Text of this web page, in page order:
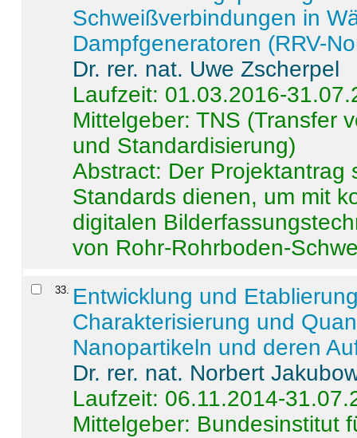
Schweißverbindungen in
Dampfgeneratoren (RRV-
Dr. rer. nat. Uwe Zscherpel
Laufzeit: 01.03.2016-
Mittelgeber: TNS (Transfer
und Standardisierung)
Abstract: Der Projektantrag
Standards dienen, um mit
digitalen
von Rohr-Rohrboden-
33. Entwicklung und
Charakterisierung und
Nanopartikeln und deren
Dr. rer. nat. Norbert
Laufzeit: 06.11.2014-
Mittelgeber: Bundesinstitut